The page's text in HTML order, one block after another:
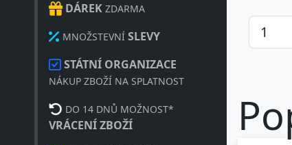
DÁREK ZDARMA
MNOŽSTEVNÍ SLEVY
STÁTNÍ ORGANIZACE
NÁKUP ZBOŽÍ NA SPLATNOST
DO 14 DNŮ MOŽNOST*
VRÁCENÍ ZBOŽÍ